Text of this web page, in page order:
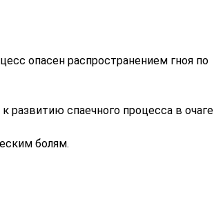
опасен распространением гноя по
развитию спаечного процесса в очаге
болям.